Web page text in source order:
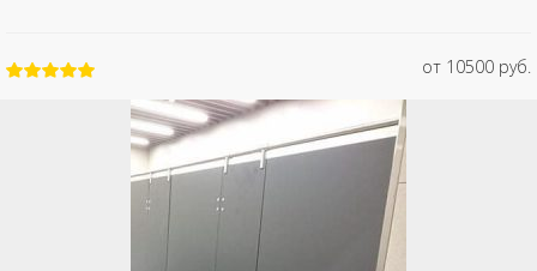
от 10500 руб.